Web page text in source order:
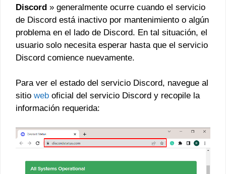
Discord » generalmente ocurre cuando el servicio
de Discord está inactivo por mantenimiento o algún
problema en el lado de Discord. En tal situación, el
usuario solo necesita esperar hasta que el servicio
Discord comience nuevamente.
Para ver el estado del servicio Discord, navegue al
sitio web oficial del servicio Discord y recopile la
información requerida: